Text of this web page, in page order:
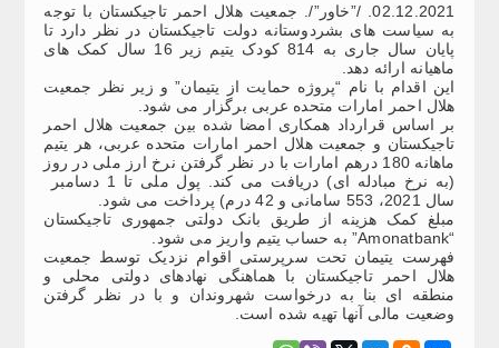
02.12.2021. /”خاور”/. جمعیت هلال احمر تاجیکستان با توجه
به سیاست های بشردوستانه دولت تاجیکستان در نظر دارد تا
پایان سال جاری به 814 کودک یتیم زیر 16 سال کمک های
ماهیانه ارائه دهد.
این اقدام با نام “پروژه حمایت از یتیمان” و زیر نظر جمعیت
هلال احمر امارات متحده عربی برگزار می شود.
بر اساس قرارداد همکاری امضا شده بین جمعیت هلال احمر
تاجیکستان و جمعیت هلال احمر امارات متحده عربی، هر یتیم
ماهانه 180 درهم امارات با در نظر گرفتن نرخ ارز ملی در روز
(به نرخ مبادله ای) دریافت می کند. پول ملی تا 1 دسامبر
سال 2021، 553 سامانی و 42 درم) پرداخت می شود.
مبلغ کمک هزینه از طریق بانک دولتی جمهوری تاجیکستان
“Amonatbank” به حساب یتیم واریز می شود.
فهرست یتیمان تحت سرپرستی اقوام نزدیک توسط جمعیت
هلال احمر تاجیکستان با هماهنگی نهادهای دولتی محلی و
منطقه ای بنا به درخواست شهروندان و با در نظر گرفتن
وضعیت مالی آنها تهیه شده است.